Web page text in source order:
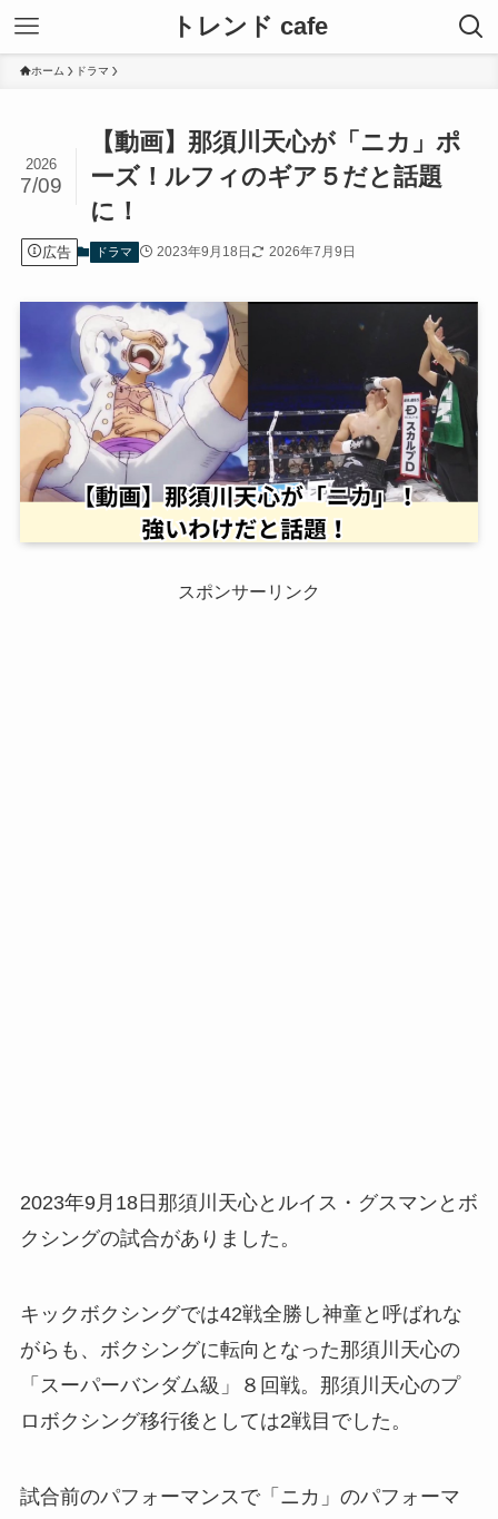
トレンド cafe
ホーム ドラマ
【動画】那須川天心が「ニカ」ポ
ーズ！ルフィのギア５だと話題
に！
2026
7/09
広告 ドラマ 2023年9月18日 2026年7月9日
スポンサーリンク
2023年9月18日那須川天心とルイス・グスマンとボ
クシングの試合がありました。
キックボクシングでは42戦全勝し神童と呼ばれな
がらも、ボクシングに転向となった那須川天心の
「スーパーバンダム級」８回戦。那須川天心のプ
ロボクシング移行後としては2戦目でした。
試合前のパフォーマンスで「ニカ」のパフォーマ